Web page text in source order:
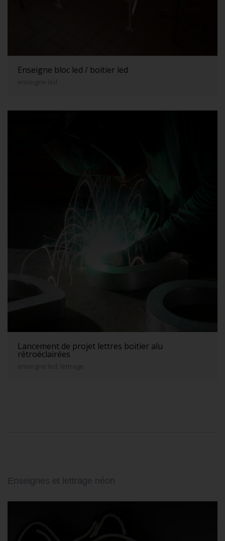
Enseigne bloc led / boitier led
enseigne led
Lancement de projet lettres boitier alu
rétroéclairées
enseigne led, lettrage
Enseignes et lettrage néon